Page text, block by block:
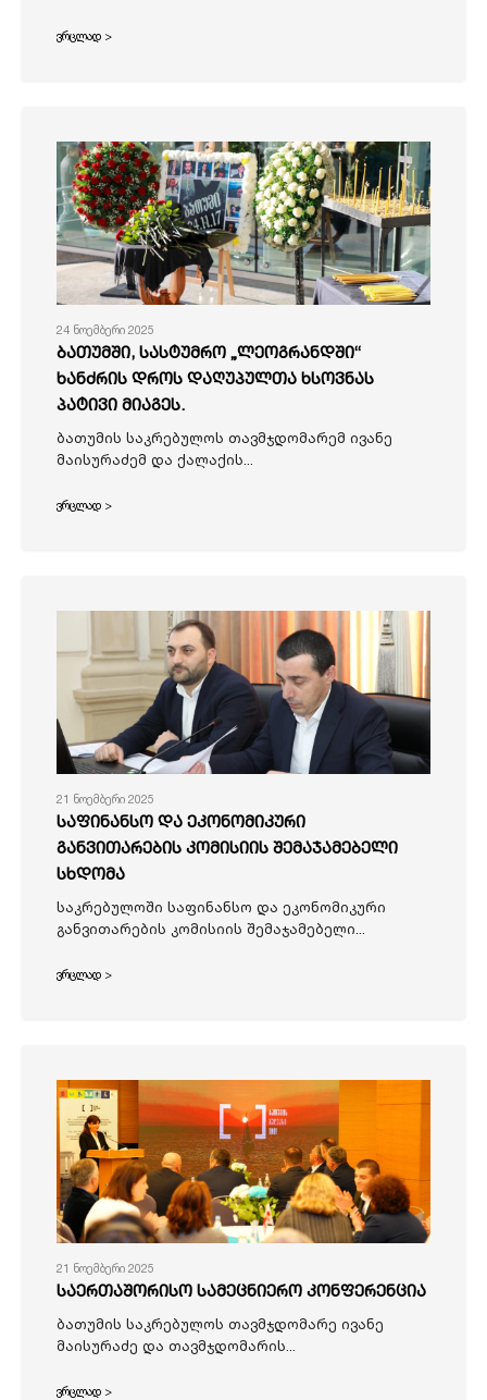
ვრცლად >
24 ნოემბერი 2025
ბათუმში, სასტუმრო „ლეოგრანდში“
ხანძრის დროს დაღუპულთა ხსოვნას
პატივი მიაგეს.
ბათუმის საკრებულოს თავმჯდომარემ ივანე
მაისურაძემ და ქალაქის...
ვრცლად >
21 ნოემბერი 2025
საფინანსო და ეკონომიკური
განვითარების კომისიის შემაჯამებელი
სხდომა
საკრებულოში საფინანსო და ეკონომიკური
განვითარების კომისიის შემაჯამებელი...
ვრცლად >
21 ნოემბერი 2025
საერთაშორისო სამეცნიერო კონფერენცია
ბათუმის საკრებულოს თავმჯდომარე ივანე
მაისურაძე და თავმჯდომარის...
ვრცლად >